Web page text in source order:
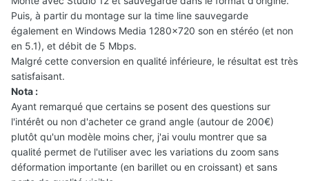
Puis, à partir du montage sur la time line sauvegarde
également en Windows Media 1280x720 son en stéréo (et non
en 5.1), et débit de 5 Mbps.
Malgré cette conversion en qualité inférieure, le résultat est très
satisfaisant.
Nota :
Ayant remarqué que certains se posent des questions sur
l'intérêt ou non d'acheter ce grand angle (autour de 200€)
plutôt qu'un modèle moins cher, j'ai voulu montrer que sa
qualité permet de l'utiliser avec les variations du zoom sans
déformation importante (en barillet ou en croissant) et sans